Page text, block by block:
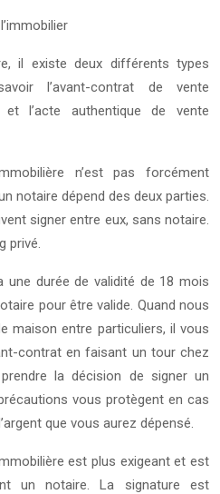
il existe deux différents types
l’avant-contrat de vente
l’acte authentique de vente
n’est pas forcément
notaire dépend des deux parties.
signer entre eux, sans notaire.
privé.
une durée de validité de 18 mois
pour être valide. Quand nous
maison entre particuliers, il vous
contrat en faisant un tour chez
la décision de signer un
vous protègent en cas
que vous aurez dépensé.
est plus exigeant et est
un notaire. La signature est